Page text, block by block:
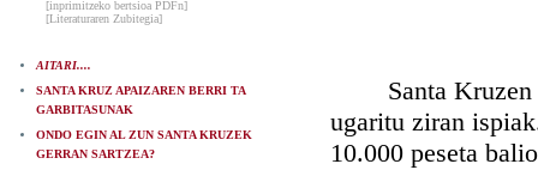
[inprimitzeko bertsioa PDFn]
[Literaturaren Zubitegia]
AITARI....
SANTA KRUZ APAIZAREN BERRI TA
GARBITASUNAK
ONDO EGIN AL ZUN SANTA KRUZEK
GERRAN SARTZEA?
Santa Kruzen
ugaritu ziran
10.000 peseta